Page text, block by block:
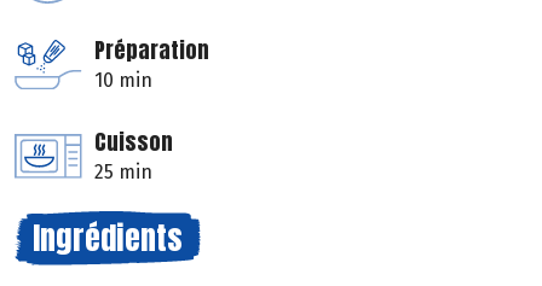
Préparation
10 min
Cuisson
25 min
Ingrédients